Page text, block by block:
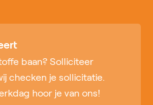
baan? Solliciteer
checken je sollicitatie.
hoor je van ons!